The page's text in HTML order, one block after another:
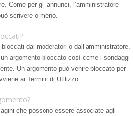
Come per gli annunci, l’amministratore
scrivere o meno.
dai moderatori o dall’amministratore.
argomento bloccato così come i sondaggi
Un argomento può venire bloccato per
ai Termini di Utilizzo.
che possono essere associate agli